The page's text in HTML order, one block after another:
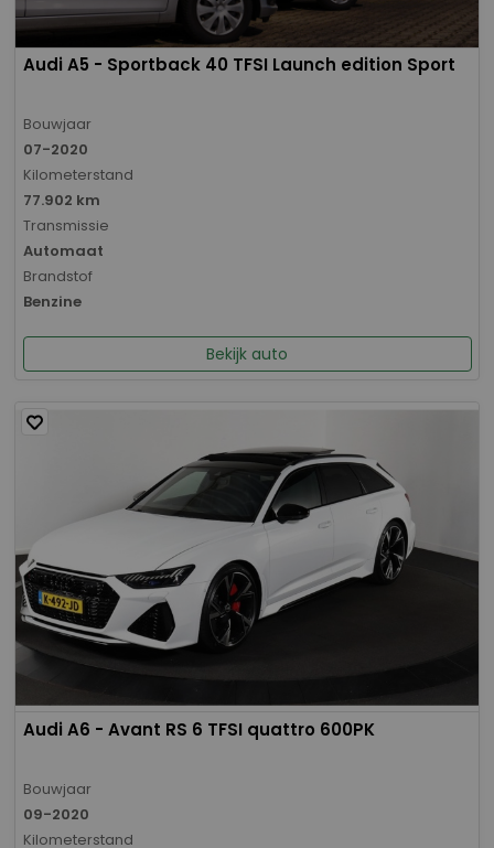
Audi A5 - Sportback 40 TFSI Launch edition Sport
Bouwjaar
07-2020
Kilometerstand
77.902 km
Transmissie
Automaat
Brandstof
Benzine
Bekijk auto
Audi A6 - Avant RS 6 TFSI quattro 600PK
Bouwjaar
09-2020
Kilometerstand